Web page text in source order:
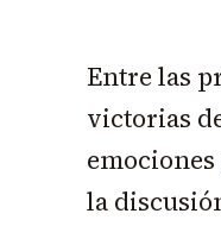
Entre las
victorias
la